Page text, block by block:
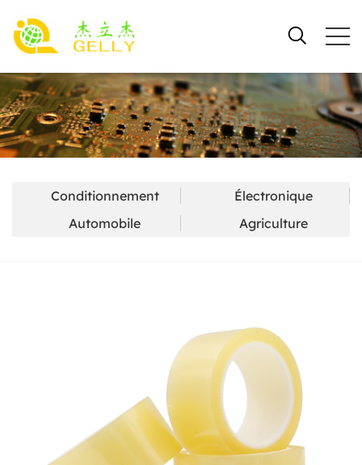
Conditionnement
Électronique
Automobile
Agriculture